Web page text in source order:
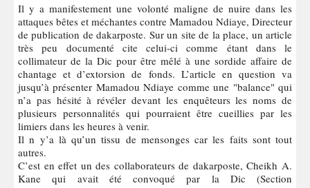
Il y a manifestement une volonté maligne de nuire dans les
attaques bêtes et méchantes contre Mamadou Ndiaye, Directeur
de publication de dakarposte. Sur un site de la place, un article
très peu documenté cite celui-ci comme étant dans le
collimateur de la Dic pour être mêlé à une sordide affaire de
chantage et d’extorsion de fonds. L’article en question va
jusqu’à présenter Mamadou Ndiaye comme une "balance" qui
n’a pas hésité à révéler devant les enquêteurs les noms de
plusieurs personnalités qui pourraient être cueillies par les
limiers dans les heures à venir.
Il n y’a là qu’un tissu de mensonges car les faits sont tout
autres.
C’est en effet un des collaborateurs de dakarposte, Cheikh A.
Kane qui avait été convoqué par la Dic (Section